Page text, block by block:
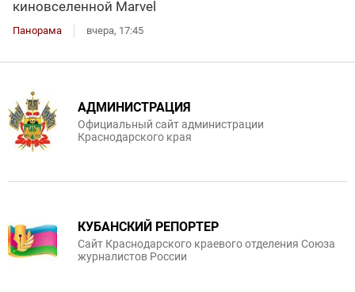
киновселенной Marvel
Панорама вчера, 17:45
АДМИНИСТРАЦИЯ
Официальный сайт администрации
Краснодарского края
КУБАНСКИЙ РЕПОРТЕР
Сайт Краснодарского краевого отделения Союза
журналистов России